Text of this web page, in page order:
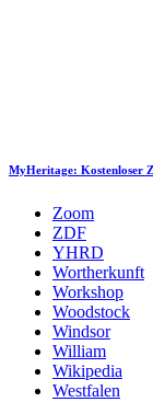
MyHeritage: Kostenloser
Zoom
ZDF
YHRD
Wortherkunft
Workshop
Woodstock
Windsor
William
Wikipedia
Westfalen